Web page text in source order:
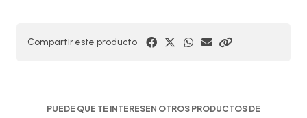
Compartir este producto
PUEDE QUE TE INTERESEN OTROS PRODUCTOS DE